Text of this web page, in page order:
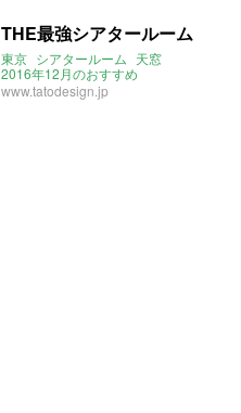
THE最強シアタールーム
東京 シアタールーム 天窓
2016年12月のおすすめ
www.tatodesign.jp